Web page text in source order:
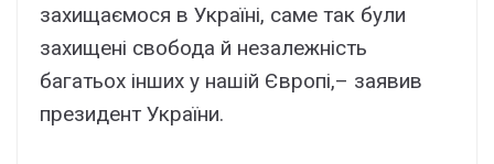
захищаємося в Україні, саме так були
захищені свобода й незалежність
багатьох інших у нашій Європі,– заявив
президент України.